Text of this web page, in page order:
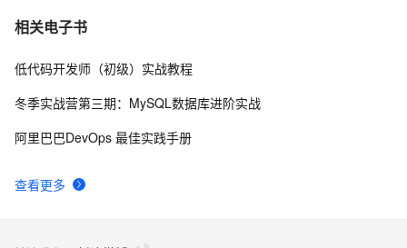
7 「龙蜥 Skill 精选推荐」：一句话搞定 PG 集群部署和管
8 安装RHEL9.x操作系统
云，轻松解决数据传输和分享难题
线的 AI 医生
相关电子书
查看更多
低代码开发师（初级）实战教程
冬季实战营第三期：MySQL数据库进阶实战
阿里巴巴DevOps 最佳实践手册